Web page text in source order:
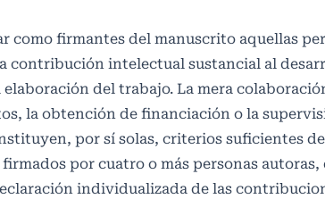
como firmantes del manuscrito aquellas
contribución intelectual sustancial al
del trabajo. La mera
la obtención de financiación o la
por sí solas, criterios suficientes
por cuatro o más personas autoras,
individualizada de las